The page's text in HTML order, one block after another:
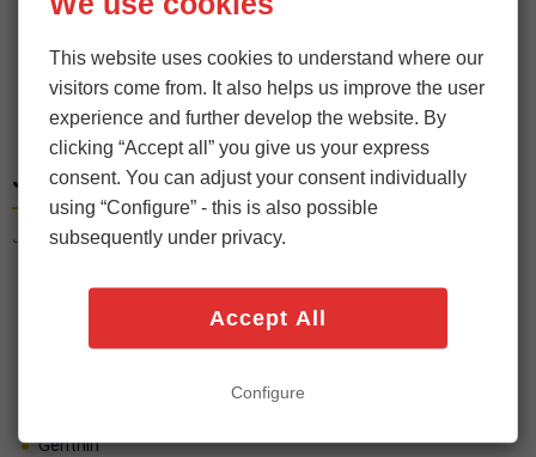
Wernigerode
Jerichower Land
Jerichower Land · 8 cities
Biederitz
Genthin
This website uses cookies to understand where our
visitors come from. It also helps us improve the user
experience and further develop the website. By
clicking “Accept all” you give us your express
consent. You can adjust your consent individually
using “Configure” - this is also possible
subsequently under privacy.
Accept All
Configure